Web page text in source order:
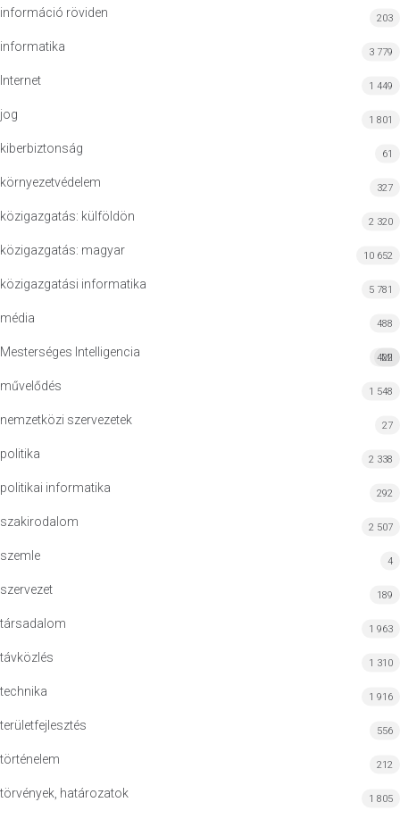
információ röviden 203
informatika 3 779
Internet 1 449
jog 1 801
kiberbiztonság 61
környezetvédelem 327
közigazgatás: külföldön 2 320
közigazgatás: magyar 10 652
közigazgatási informatika 5 781
média 488
Mesterséges Intelligencia MI
422
művelődés 1 548
nemzetközi szervezetek 27
politika 2 338
politikai informatika 292
szakirodalom 2 507
szemle 4
szervezet 189
társadalom 1 963
távközlés 1 310
technika 1 916
területfejlesztés 556
történelem 212
törvények, határozatok 1 805